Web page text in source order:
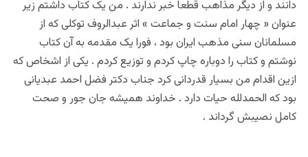
دانند و از دیگر مذاهب قطعا خبر ندارند . من یک کتاب داشتم زیر
عنوان « چهار امام سنت و جماعت » اثر عبدالروف توکلی که از
مسلمانان سنی مذهب ایران بود ، فورا یک مقدمه به آن کتاب
نوشتم و کتاب را دوباره چاپ کردم و توزیع کردم . یکی از اشخاص که
ازین اقدام من بسیار قدردانی کرد جناب دکتر فضل احمد عبدیانی
بود که الحمدلله حیات دارد . خداوند همیشه جان جور و صحت
کامل نصیبش گرداند .